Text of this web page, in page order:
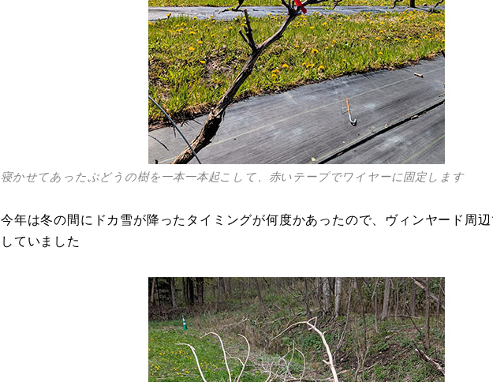
寝かせてあったぶどうの樹を一本一本起こして、赤いテープでワイヤーに固定します
今年は冬の間にドカ雪が降ったタイミングが何度かあったので、ヴィンヤード周
していました